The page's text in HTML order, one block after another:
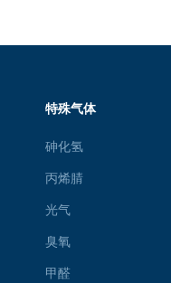
特殊气体
砷化氢
丙烯腈
光气
臭氧
甲醛